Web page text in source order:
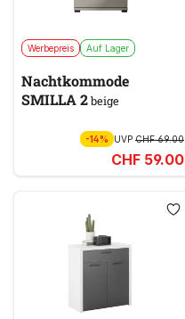
Werbepreis Auf Lager
Nachtkommode
SMILLA 2beige
-14% UVP CHF 69.00
CHF 59.00